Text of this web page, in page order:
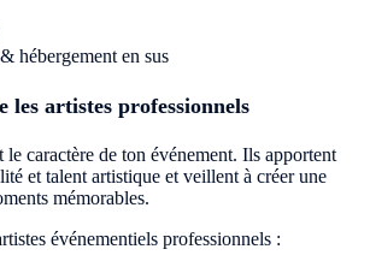
hébergement en sus
les artistes professionnels
le caractère de ton événement. Ils apportent
et talent artistique et veillent à créer une
mémorables.
événementiels professionnels :